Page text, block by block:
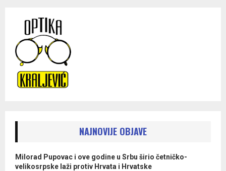
NAJNOVIJE OBJAVE
Milorad Pupovac i ove godine u Srbu širio četničko-
velikosrpske laži protiv Hrvata i Hrvatske